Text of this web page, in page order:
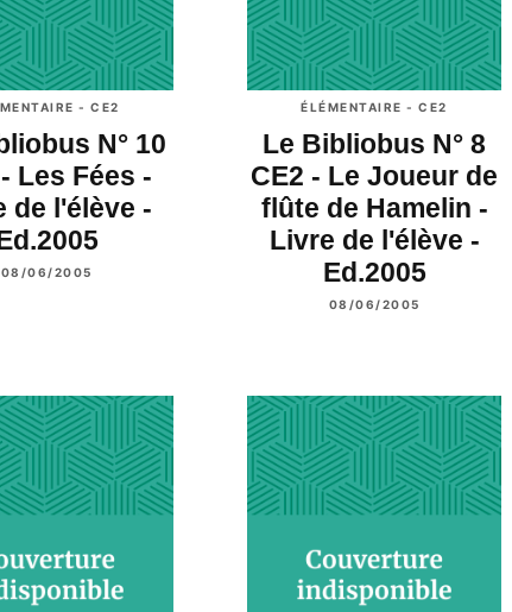
- CE2
N° 10
Les Fées -
de l'élève -
08/06/2005
ÉLÉMENTAIRE - CE2
Le Bibliobus N° 8
CE2 - Le Joueur de
flûte de Hamelin -
Livre de l'élève -
Ed.2005
08/06/2005